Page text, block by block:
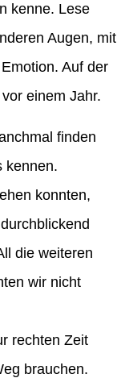
kenne. Lese
Augen, mit
Auf der
einem Jahr.
finden
kennen.
konnten,
die weiteren
wir nicht
rechten Zeit
brauchen.